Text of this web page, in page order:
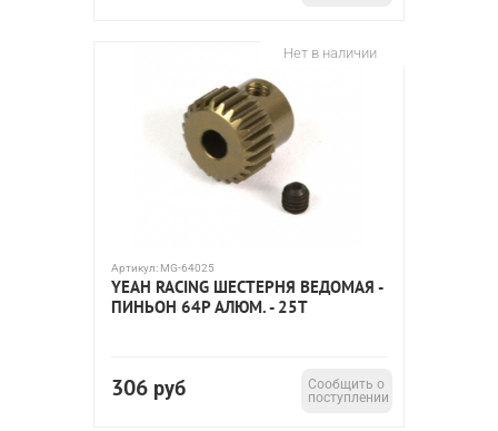
Нет в наличии
Артикул: MG-64025
YEAH RACING ШЕСТЕРНЯ ВЕДОМАЯ -
ПИНЬОН 64P АЛЮМ. - 25T
306 руб
Сообщить о
поступлении